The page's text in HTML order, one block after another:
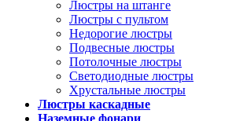
Люстры на штанге
Люстры с пультом
Недорогие люстры
Подвесные люстры
Потолочные люстры
Светодиодные люстры
Хрустальные люстры
Люстры каскадные
Наземные фонари